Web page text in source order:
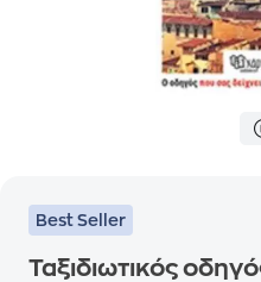
Best Seller
Ταξιδιωτικός